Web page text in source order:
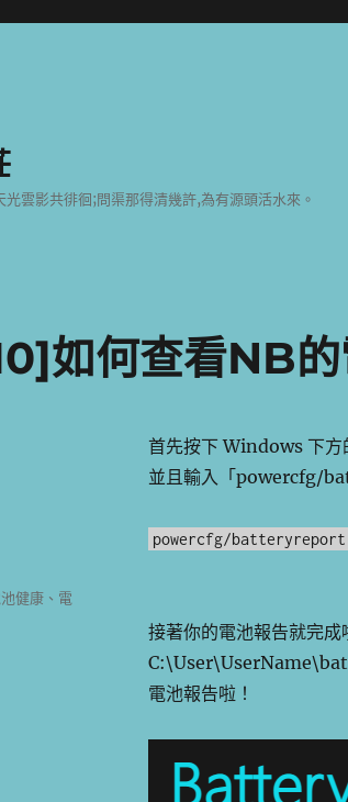
雲影共徘徊;問渠那得清幾許,為有源頭活水來。
如何查看NB的
首先按下 Windows 下方
並且輸入「powercfg/
powercfg/batteryreport
接著你的電池報告就完
電池報告啦！
健康 、 電